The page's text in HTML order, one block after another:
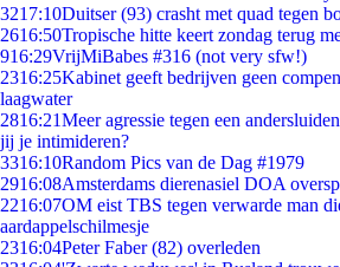
3217:10Duitser (93) crasht met quad tegen
2616:50Tropische hitte keert zondag terug
916:29VrijMiBabes #316 (not very sfw!)
2316:25Kabinet geeft bedrijven geen
laagwater
2816:21Meer agressie tegen een
jij je intimideren?
3316:10Random Pics van de Dag #1979
2916:08Amsterdams dierenasiel DOA
2216:07OM eist TBS tegen verwarde man
aardappelschilmesje
2316:04Peter Faber (82) overleden